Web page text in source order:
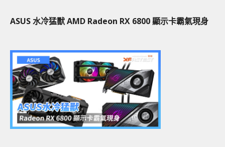
ASUS 水冷猛獸 AMD Radeon RX 6800 顯示卡霸氣現身